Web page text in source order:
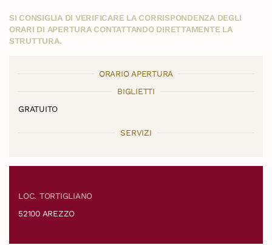
SI CONSIGLIA DI VERIFICARE LA CORRISPONDENZA DEGLI
ORARI DI APERTURA CONTATTANDO DIRETTAMENTE LA
STRUTTURA.
ORARIO APERTURA
BIGLIETTI
GRATUITO
SERVIZI
LOC. TORTIGLIANO
52100 AREZZO